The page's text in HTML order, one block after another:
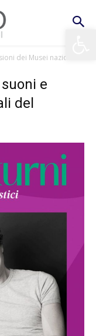
dei Musei nazionali
suoni e
del